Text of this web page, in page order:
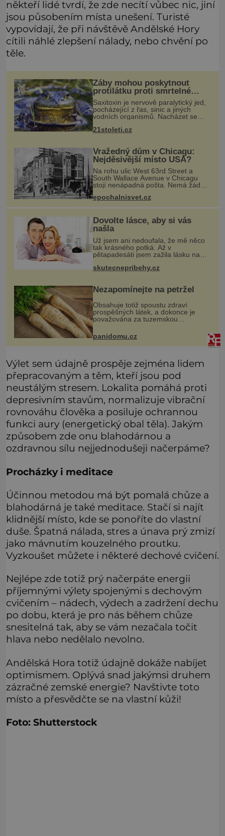
někteří lidé tvrdí, že zde necítí vůbec nic, jiní
jsou působením místa unešení. Turisté
vypovídají, že při návštěvě Andělské Hory
cítili náhlé zlepšení nálady, nebo chvění po
těle.
Žáby mohou poskytnout
protilátku proti smrtelné
otravě měkkýši
Saxitoxin je nervově paralytický jed,
pocházející z řas, sinic a jiných
vodních organismů. Nacházet se
mlžích, jako jsou ústřice nebo slávky.
21stoleti.cz
Vražedný dům v Chicagu:
Nejděsivější místo USA?
Na rohu ulic West 63rd Street a
South Wallace Avenue v Chicagu
stojí nenápadná pošta. Nemá žádný
speciální nápis ani pamětní desku. A
přesto prý místní zaměstnanci neradi
chodí do sklepa. Právě tady t
epochalnisvet.cz
Dovolte lásce, aby si vás
našla
Už jsem ani nedoufala, že mě něco
tak krásného potká. Až v
pětapadesáti jsem zažila lásku na
vdávala, když mi bylo dvacet. Oba
skutecnepribehy.cz
Nezapomínejte na petržel
Obsahuje totiž spoustu zdraví
prospěšných látek, a dokonce je
považována za tuzemskou
superpotravinu. Zázrak plný
vitaminů V petrželi najdete vitaminy
B1, B2, B3, B6, provitamin A, vitamin
E a
panidomu.cz
Výlet sem údajně prospěje zejména lidem
přepracovaným a těm, kteří jsou pod
neustálým stresem. Lokalita pomáhá proti
depresivním stavům, normalizuje vibrační
rovnováhu člověka a posiluje ochrannou
funkci aury (energetický obal těla). Jakým
způsobem zde onu blahodárnou a
ozdravnou sílu nejjednodušeji načerpáme?
Procházky i meditace
Účinnou metodou má být pomalá chůze a
blahodárná je také meditace. Stačí si najít
klidnější místo, kde se ponoříte do vlastní
duše. Špatná nálada, stres a únava prý zmizí
jako mávnutím kouzelného proutku.
Vyzkoušet můžete i některé dechové cvičení.
Nejlépe zde totiž prý načerpáte energii
příjemnými výlety spojenými s dechovým
cvičením – nádech, výdech a zadržení dechu
po dobu, která je pro nás během chůze
snesitelná tak, aby se vám nezačala točit
hlava nebo nedělalo nevolno.
Andělská Hora totiž údajně dokáže nabíjet
optimismem. Oplývá snad jakýmsi druhem
zázračné zemské energie? Navštivte toto
místo a přesvědčte se na vlastní kůži!
Foto: Shutterstock